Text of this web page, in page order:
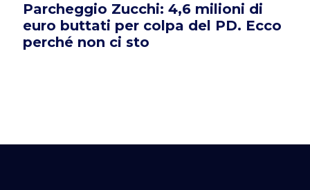
Parcheggio Zucchi: 4,6 milioni di
euro buttati per colpa del PD. Ecco
perché non ci sto